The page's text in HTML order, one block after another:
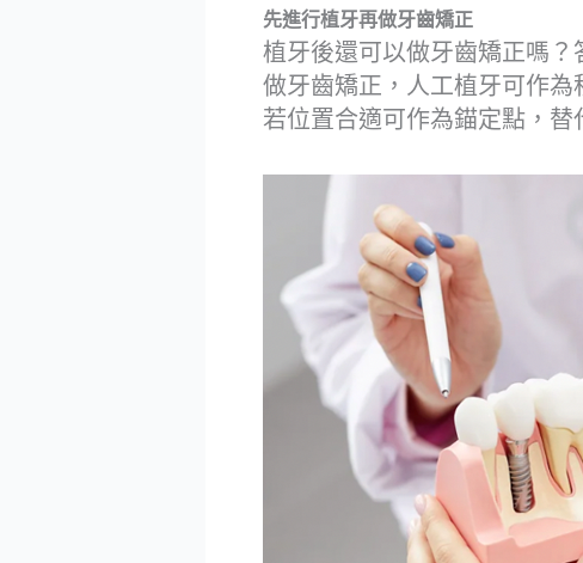
先進行植牙再做牙齒矯正
植牙後還可以做牙齒矯正嗎
做牙齒矯正，人工植牙可作為
若位置合適可作為錨定點，替